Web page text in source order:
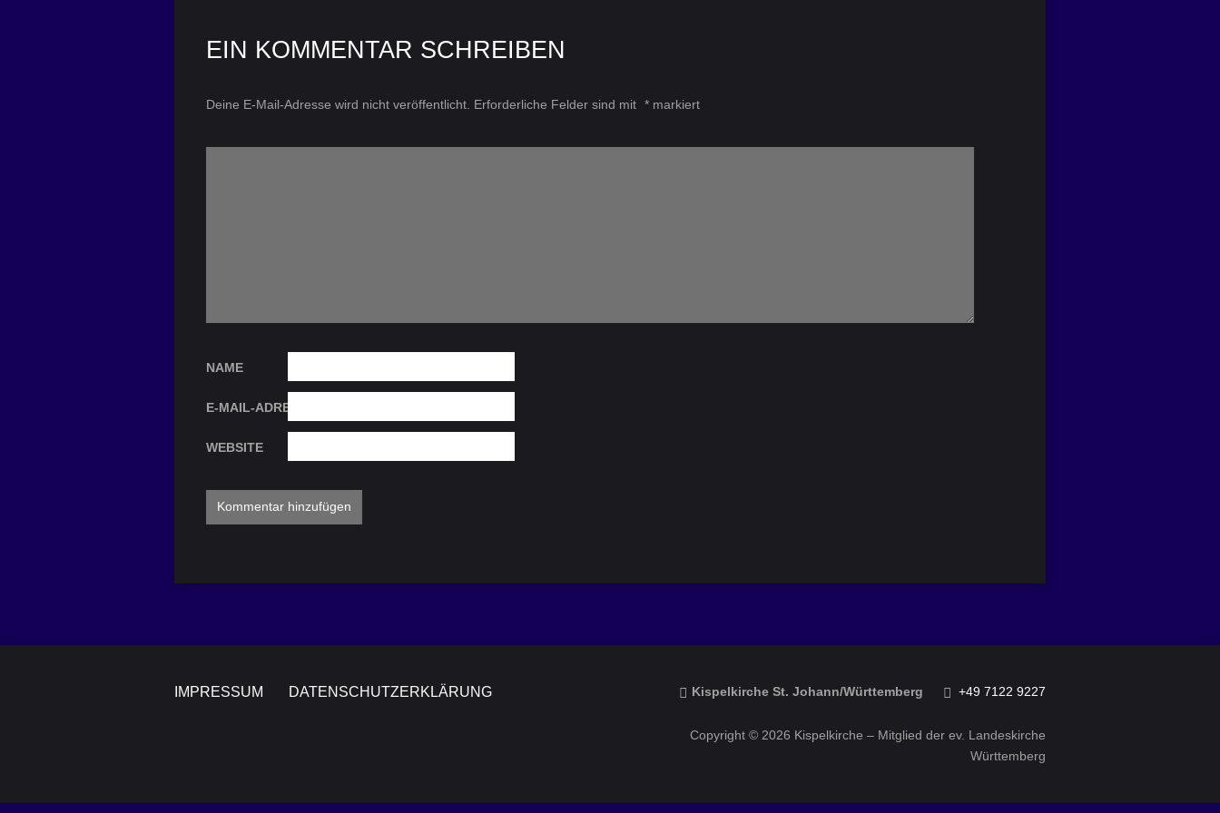
EIN KOMMENTAR SCHREIBEN
Deine E-Mail-Adresse wird nicht veröffentlicht. Erforderliche Felder sind mit * markiert
NAME
E-MAIL-ADRESSE
WEBSITE
IMPRESSUM DATENSCHUTZERKLÄRUNG Kispelkirche St. Johann/Württemberg +49 7122 9227
Copyright © 2026 Kispelkirche – Mitglied der ev. Landeskirche
Württemberg